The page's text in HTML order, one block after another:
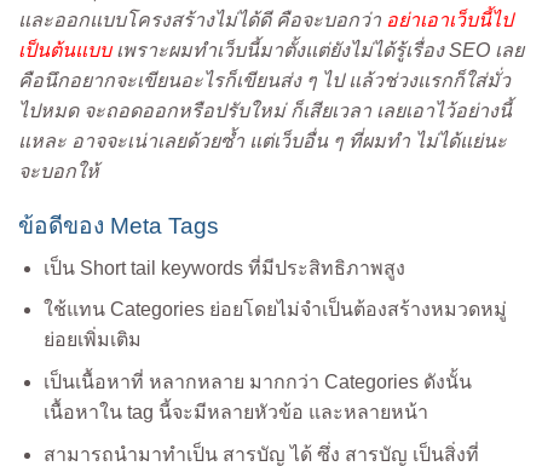
และออกแบบโครงสร้างไม่ได้ดี คือจะบอกว่า อย่าเอาเว็บนี้ไป
เป็นต้นแบบเพราะผมทำเว็บนี้มาตั้งแต่ยังไม่ได้รู้เรื่อง SEO เลย
คือนึกอยากจะเขียนอะไรก็เขียนส่ง ๆ ไป แล้วช่วงแรกก็ใส่มั่ว
ไปหมด จะถอดออกหรือปรับใหม่ ก็เสียเวลา เลยเอาไว้อย่างนี้
แหละ อาจจะเน่าเลยด้วยซ้ำ แต่เว็บอื่น ๆ ที่ผมทำ ไม่ได้แย่นะ
จะบอกให้
ข้อดีของ Meta Tags
เป็น Short tail keywords ที่มีประสิทธิภาพสูง
ใช้แทน Categories ย่อยโดยไม่จำเป็นต้องสร้างหมวดหมู่
ย่อยเพิ่มเติม
เป็นเนื้อหาที่ หลากหลาย มากกว่า Categories ดังนั้น
เนื้อหาใน tag นี้จะมีหลายหัวข้อ และหลายหน้า
สามารถนำมาทำเป็น สารบัญ ได้ ซึ่ง สารบัญ เป็นสิ่งที่